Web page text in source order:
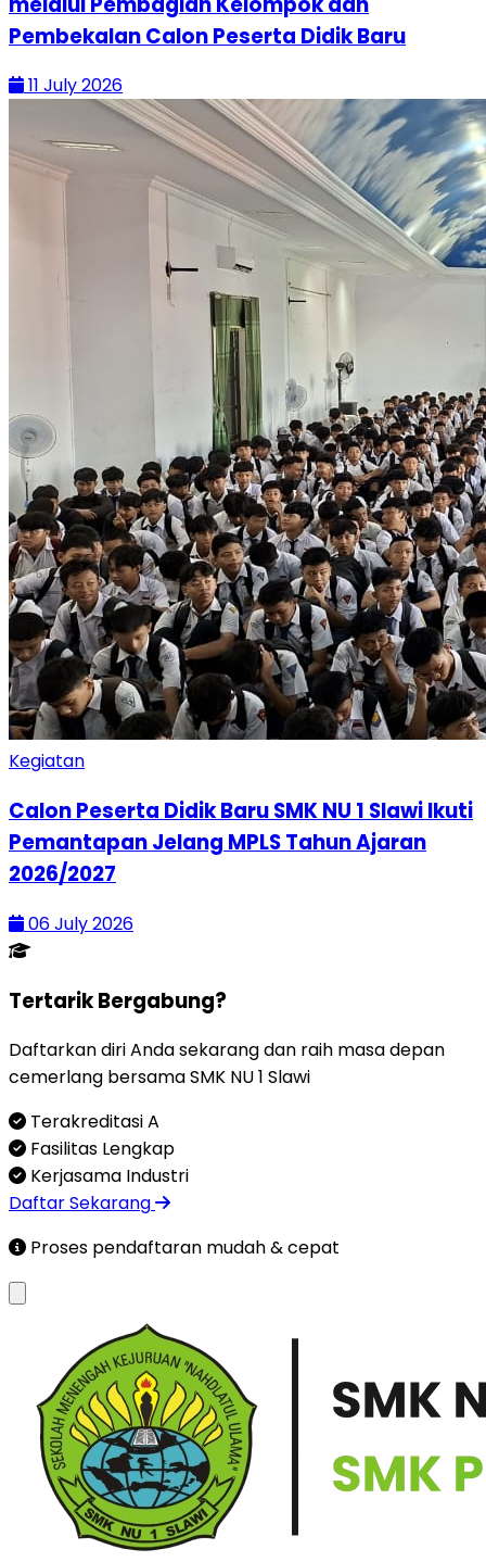
Pembekalan Calon Peserta Didik Baru
11 July 2026
Kegiatan
Calon Peserta Didik Baru SMK NU 1 Slawi Ikuti
Pemantapan Jelang MPLS Tahun Ajaran
2026/2027
06 July 2026
Tertarik Bergabung?
Daftarkan diri Anda sekarang dan raih masa depan
cemerlang bersama SMK NU 1 Slawi
Terakreditasi A
Fasilitas Lengkap
Kerjasama Industri
Daftar Sekarang
Proses pendaftaran mudah & cepat